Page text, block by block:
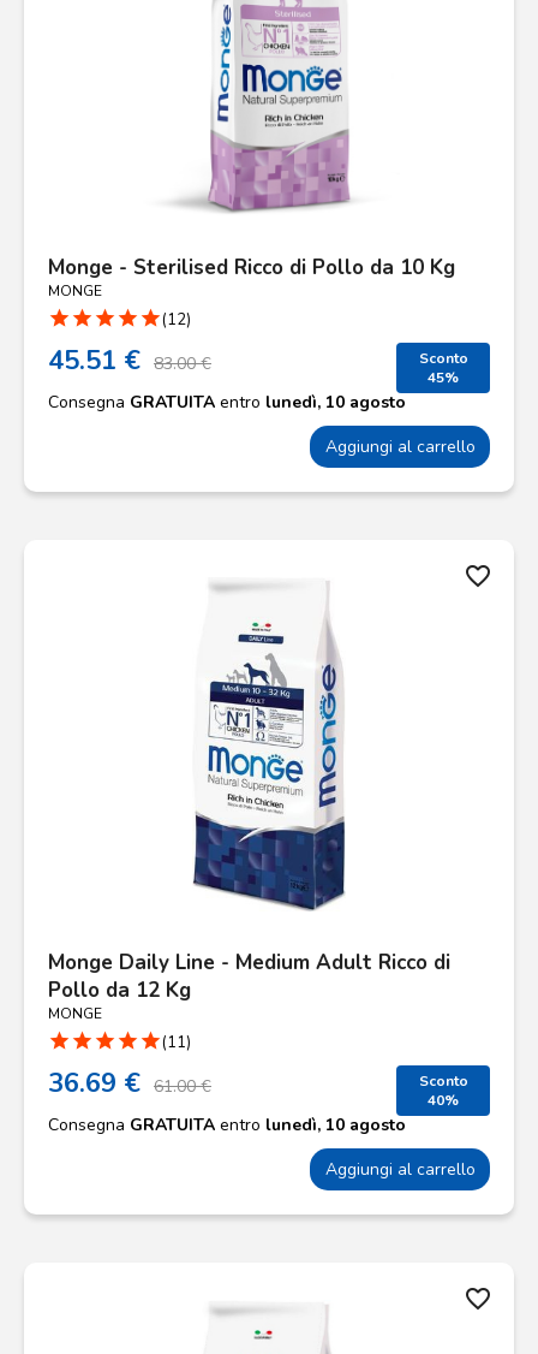
Monge - Sterilised Ricco di Pollo da 10 Kg
MONGE
star star star star star(12)
45.51 € 83.00 €
Sconto
45%
Consegna GRATUITA entro lunedì, 10 agosto
Aggiungi al carrello
favorite_border
Monge Daily Line - Medium Adult Ricco di
Pollo da 12 Kg
MONGE
star star star star star(11)
36.69 € 61.00 €
Sconto
40%
Consegna GRATUITA entro lunedì, 10 agosto
Aggiungi al carrello
favorite_border